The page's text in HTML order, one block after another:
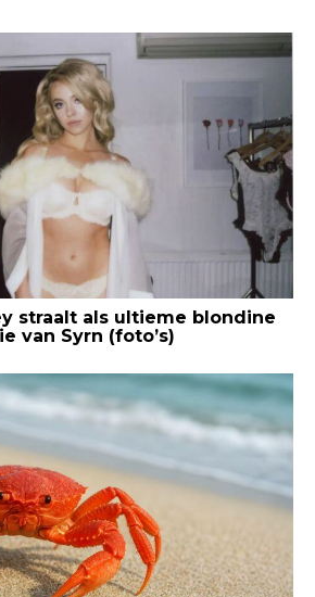
straalt als ultieme blondine
van Syrn (foto’s)